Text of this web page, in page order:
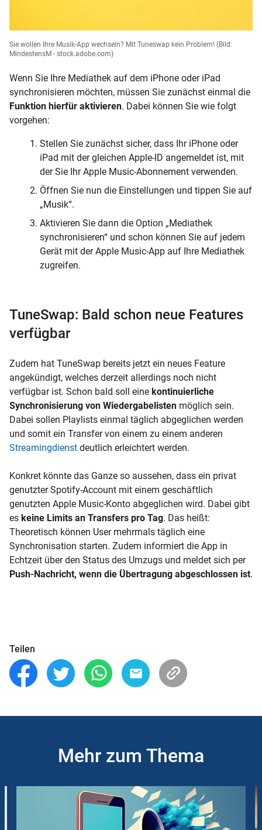
Sie wollen Ihre Musik-App wechseln? Mit Tuneswap kein Problem! (Bild:
MindestensM - stock.adobe.com)
Wenn Sie Ihre Mediathek auf dem iPhone oder iPad
synchronisieren möchten, müssen Sie zunächst einmal die
Funktion hierfür aktivieren. Dabei können Sie wie folgt
vorgehen:
Stellen Sie zunächst sicher, dass Ihr iPhone oder
iPad mit der gleichen Apple-ID angemeldet ist, mit
der Sie Ihr Apple Music-Abonnement verwenden.
Öffnen Sie nun die Einstellungen und tippen Sie auf
„Musik“.
Aktivieren Sie dann die Option „Mediathek
synchronisieren“ und schon können Sie auf jedem
Gerät mit der Apple Music-App auf Ihre Mediathek
zugreifen.
TuneSwap: Bald schon neue Features
verfügbar
Zudem hat TuneSwap bereits jetzt ein neues Feature
angekündigt, welches derzeit allerdings noch nicht
verfügbar ist. Schon bald soll eine kontinuierliche
Synchronisierung von Wiedergabelisten möglich sein.
Dabei sollen Playlists einmal täglich abgeglichen werden
und somit ein Transfer von einem zu einem anderen
Streamingdienst deutlich erleichtert werden.
Konkret könnte das Ganze so aussehen, dass ein privat
genutzter Spotify-Account mit einem geschäftlich
genutzten Apple Music-Konto abgeglichen wird. Dabei gibt
es keine Limits an Transfers pro Tag. Das heißt:
Theoretisch können User mehrmals täglich eine
Synchronisation starten. Zudem informiert die App in
Echtzeit über den Status des Umzugs und meldet sich per
Push-Nachricht, wenn die Übertragung abgeschlossen ist.
Teilen
Mehr zum Thema